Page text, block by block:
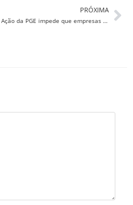
PRÓXIMA
Ação da PGE impede que empresas possam postergar pagamento de impostos ao Estado, por conta do coronavírus.